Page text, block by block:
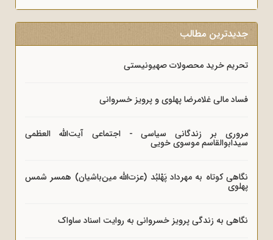
جدیدترین مطالب
تحریم خرید محصولات صهیونیستی
فساد مالی غلامرضا پهلوی و پرویز خسروانی
مروری بر زندگانی سیاسی - اجتماعی آیت‌الله العظمی
سیدابوالقاسم موسوی خویی
نگاهی کوتاه به مهرداد پَهْلبُد (عزت‌الله مین‌باشیان) همسر شمس
پهلوی
نگاهی به زندگی پرویز خسروانی به روایت اسناد ساواک